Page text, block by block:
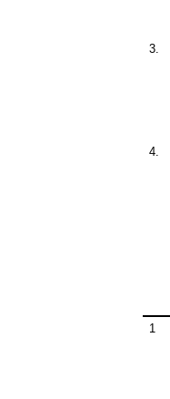
3.
4.
1